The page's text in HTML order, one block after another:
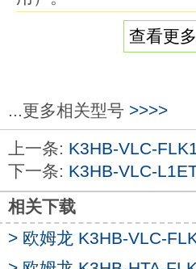
动作方式：限时动作、
动作模式：N模式（电
接的输入、无接点-通过
管ON/OFF的输入欧姆
FLK3ET11 AC100-240
控制输出：有接点1c
AC100-240
显示方式：7段LED（
UP亮灯显示。
累计方向：增量（从0
查看更
...更多相关型号 >>>>
上一条: K3HB-VLC-
下一条: K3HB-VLC-
相关下载
> 欧姆龙 K3HB-VLC-